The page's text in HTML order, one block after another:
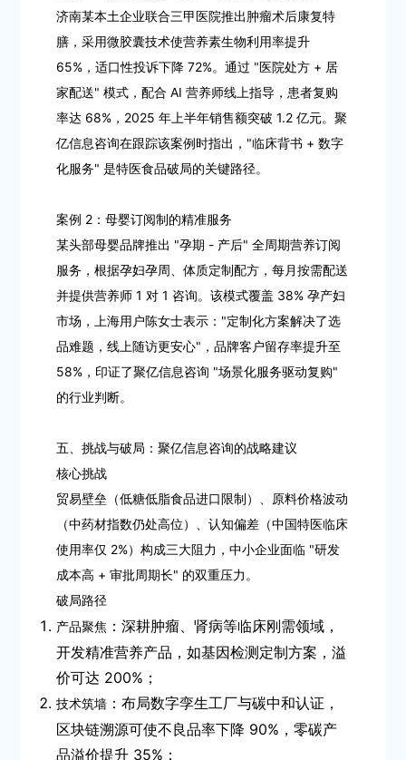
济南某本土企业联合三甲医院推出肿瘤术后康复特
膳，采用微胶囊技术使营养素生物利用率提升
65%，适口性投诉下降 72%。通过 "医院处方 + 居
家配送" 模式，配合 AI 营养师线上指导，患者复购
率达 68%，2025 年上半年销售额突破 1.2 亿元。聚
亿信息咨询在跟踪该案例时指出，"临床背书 + 数字
化服务" 是特医食品破局的关键路径。
案例 2：母婴订阅制的精准服务
某头部母婴品牌推出 "孕期 - 产后" 全周期营养订阅
服务，根据孕妇孕周、体质定制配方，每月按需配送
并提供营养师 1 对 1 咨询。该模式覆盖 38% 孕产妇
市场，上海用户陈女士表示："定制化方案解决了选
品难题，线上随访更安心"，品牌客户留存率提升至
58%，印证了聚亿信息咨询 "场景化服务驱动复购"
的行业判断。
五、挑战与破局：聚亿信息咨询的战略建议
核心挑战
贸易壁垒（低糖低脂食品进口限制）、原料价格波动
（中药材指数仍处高位）、认知偏差（中国特医临床
使用率仅 2%）构成三大阻力，中小企业面临 "研发
成本高 + 审批周期长" 的双重压力。
破局路径
产品聚焦 ：深耕肿瘤、肾病等临床刚需领域，
开发精准营养产品，如基因检测定制方案，溢
价可达 200%；
技术筑墙 ：布局数字孪生工厂与碳中和认证，
区块链溯源可使不良品率下降 90%，零碳产
品溢价提升 35%；